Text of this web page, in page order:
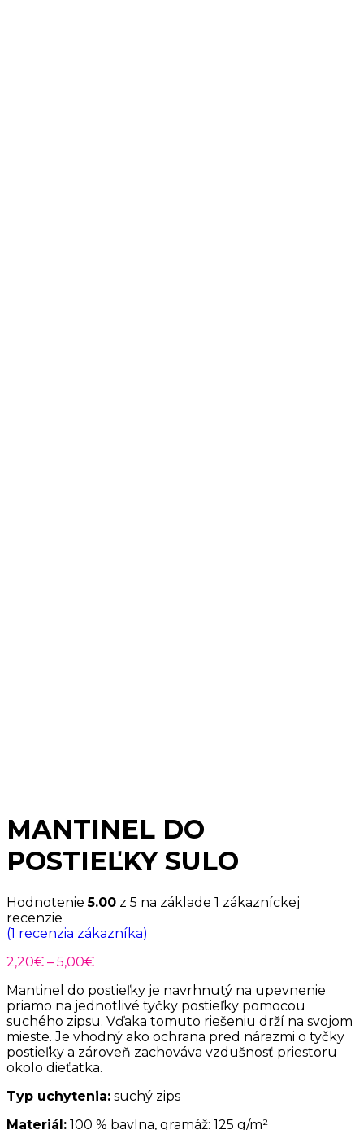
MANTINEL DO
POSTIEĽKY SULO
Hodnotenie5.00 z 5 na základe 1 zákazníckej
recenzie
(1 recenzia zákazníka)
2,20€ – 5,00€Price
2,20€
through
5,00€
Mantinel do postieľky je navrhnutý na upevnenie
priamo na jednotlivé tyčky postieľky pomocou
suchého zipsu. Vďaka tomuto riešeniu drží na svojom
mieste. Je vhodný ako ochrana pred nárazmi o tyčky
postieľky a zároveň zachováva vzdušnosť priestoru
okolo dieťatka.
Typ uchytenia: suchý zips
Materiál: 100 % bavlna, gramáž: 125 g/m²